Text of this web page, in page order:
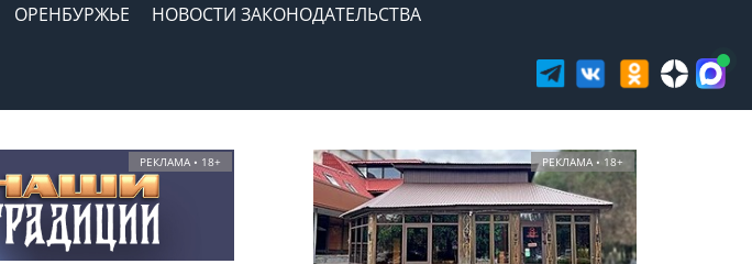
ОРЕНБУРЖЬЕ
НОВОСТИ ЗАКОНОДАТЕЛЬСТВА
РЕКЛАМА • 18+ РЕКЛАМА • 18+